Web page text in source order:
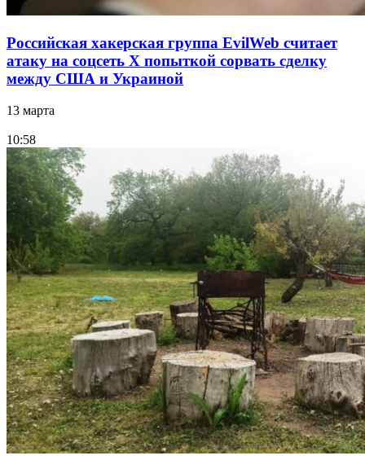
Российская хакерская группа EvilWeb считает
атаку на соцсеть Х попыткой сорвать сделку
между США и Украиной
13 марта
10:58